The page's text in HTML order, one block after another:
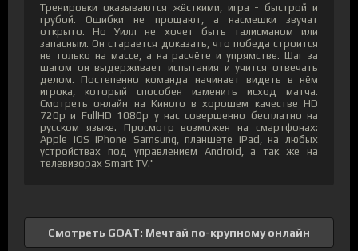
Тренировки оказываются жёсткими, игра - быстрой и
грубой. Ошибки не прощают, а насмешки звучат
открыто. Но Уилл не хочет быть талисманом или
запасным. Он старается доказать, что победа строится
не только на массе, а на расчёте и упрямстве. Шаг за
шагом он выдерживает испытания и учится отвечать
делом. Постепенно команда начинает видеть в нём
игрока, который способен изменить исход матча.
Смотреть онлайн на Киного в хорошем качестве HD
720p и FullHD 1080p у нас совершенно бесплатно на
русском языке. Просмотр возможен на смартфонах:
Apple iOS iPhone Samsung, планшете iPad, на любых
устройствах под управлением Android, а так же на
телевизорах Smart TV."
Смотреть GOAT: Мечтай по-крупному онлайн